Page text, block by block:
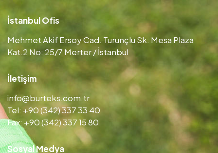
İstanbul Ofis
Mehmet Akif Ersoy Cad. Turunçlu Sk. Mesa Plaza
Kat.2 No: 25/7 Merter / İstanbul
İletişim
info@burteks.com.tr
Tel: +90 (342) 337 33 40
Fax: +90 (342) 337 15 80
Sosyal Medya